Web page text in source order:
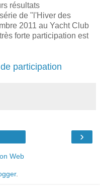
résultats
de "l'Hiver des
2011 au Yacht Club
forte participation est
participation
›
Web
.